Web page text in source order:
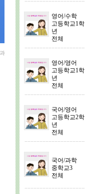
영어/수학
고등학교1학
년
전체
영어/영어
고등학교1학
년
전체
국어/영어
고등학교2학
년
전체
국어/과학
중학교3
전체